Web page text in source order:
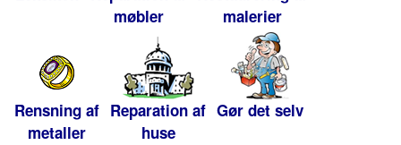
møbler
malerier
Rensning af
metaller
Reparation af
huse
Gør det selv